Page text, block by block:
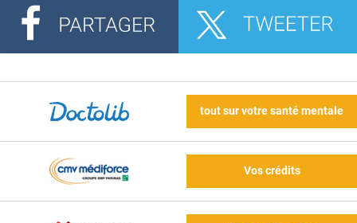
tout sur votre santé mentale
Vos crédits